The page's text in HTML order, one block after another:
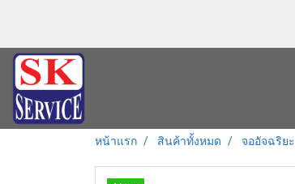
หน้าแรก สินค้าทั้งหมด จออัจฉริยะ